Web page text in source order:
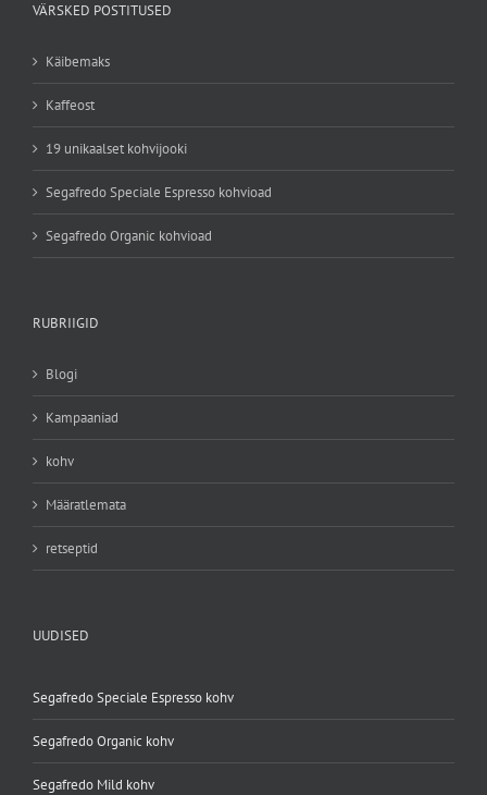
VÄRSKED POSTITUSED
Käibemaks
Kaffeost
19 unikaalset kohvijooki
Segafredo Speciale Espresso kohvioad
Segafredo Organic kohvioad
RUBRIIGID
Blogi
Kampaaniad
kohv
Määratlemata
retseptid
UUDISED
Segafredo Speciale Espresso kohv
Segafredo Organic kohv
Segafredo Mild kohv